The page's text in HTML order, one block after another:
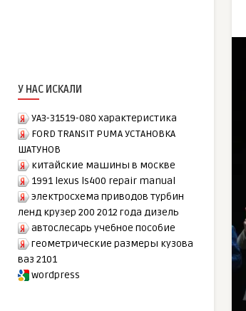
У НАС ИСКАЛИ
УАЗ-31519-080 характеристика
FORD TRANSIT PUMA УСТАНОВКА
ШАТУНОВ
китайские машины в москве
1991 lexus ls400 repair manual
электросхема приводов турбин
ленд крузер 200 2012 года дизель
автослесарь учебное пособие
геометрические размеры кузова
ваз 2101
wordpress